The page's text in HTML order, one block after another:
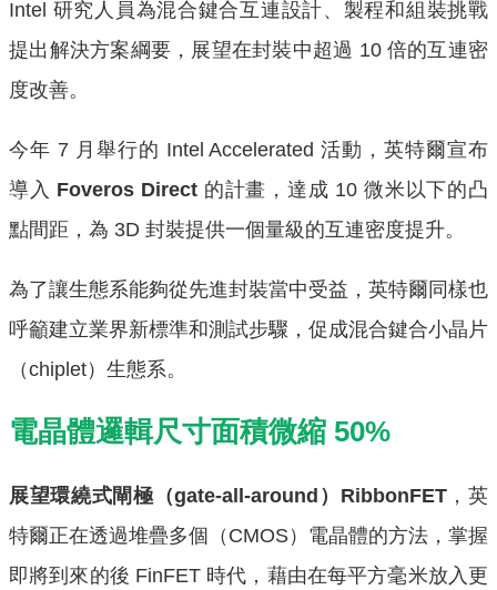
Intel 研究人員為混合鍵合互連設計、製程和組裝挑戰
提出解決方案綱要，展望在封裝中超過 10 倍的互連密
度改善。
今年 7 月舉行的 Intel Accelerated 活動，英特爾宣布
導入 Foveros Direct 的計畫，達成 10 微米以下的凸
點間距，為 3D 封裝提供一個量級的互連密度提升。
為了讓生態系能夠從先進封裝當中受益，英特爾同樣也
呼籲建立業界新標準和測試步驟，促成混合鍵合小晶片
（chiplet）生態系。
電晶體邏輯尺寸面積微縮 50%
展望環繞式閘極（gate-all-around）RibbonFET，英
特爾正在透過堆疊多個（CMOS）電晶體的方法，掌握
即將到來的後 FinFET 時代，藉由在每平方毫米放入更